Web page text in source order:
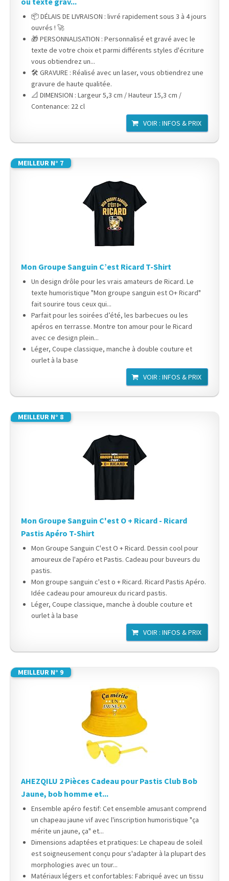
📦 DÉLAIS DE LIVRAISON : livré rapidement sous 3 à 4 jours
ouvrés ! 🚀
🎁 PERSONNALISATION : Personnalisé et gravé avec le
texte de votre choix et parmi différents styles d'écriture
vous obtiendrez un...
🛠️ GRAVURE : Réalisé avec un laser, vous obtiendrez une
gravure de haute qualitée.
📐 DIMENSION : Largeur 5,3 cm / Hauteur 15,3 cm /
Contenance: 22 cl
VOIR : INFOS & PRIX
MEILLEUR N° 7
Mon Groupe Sanguin C’est Ricard T-Shirt
Un design drôle pour les vrais amateurs de Ricard. Le
texte humoristique "Mon groupe sanguin est O+ Ricard"
fait sourire tous ceux qui...
Parfait pour les soirées d’été, les barbecues ou les
apéros en terrasse. Montre ton amour pour le Ricard
avec ce design plein...
Léger, Coupe classique, manche à double couture et
ourlet à la base
VOIR : INFOS & PRIX
MEILLEUR N° 8
Mon Groupe Sanguin C'est O + Ricard - Ricard
Pastis Apéro T-Shirt
Mon Groupe Sanguin C'est O + Ricard. Dessin cool pour
amoureux de l'apéro et Pastis. Cadeau pour buveurs du
pastis.
Mon groupe sanguin c'est o + Ricard. Ricard Pastis Apéro.
Idée cadeau pour amoureux du ricard pastis.
Léger, Coupe classique, manche à double couture et
ourlet à la base
VOIR : INFOS & PRIX
MEILLEUR N° 9
AHEZQILU 2 Pièces Cadeau pour Pastis Club Bob
Jaune, bob homme et...
Ensemble apéro festif: Cet ensemble amusant comprend
un chapeau jaune vif avec l'inscription humoristique "ça
mérite un jaune, ça" et...
Dimensions adaptées et pratiques: Le chapeau de soleil
est soigneusement conçu pour s'adapter à la plupart des
morphologies avec un tour...
Matériaux légers et confortables: Fabriqué avec un tissu